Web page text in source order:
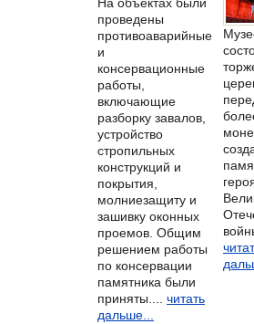
проведены
противоаварийные
и
консервационные
работы,
включающие
разборку завалов,
устройство
стропильных
конструкций и
покрытия,
молниезащиту и
зашивку оконных
проемов. Общим
решением работы
по консервации
памятника были
приняты.... читать
дальше...